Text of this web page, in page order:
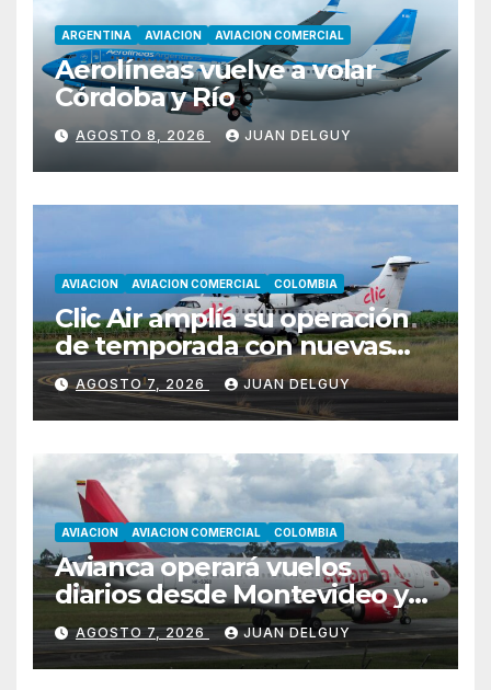
ARGENTINA AVIACION AVIACION COMERCIAL
Aerolíneas vuelve a volar
Córdoba y Río
AGOSTO 8, 2026 JUAN DELGUY
AVIACION AVIACION COMERCIAL COLOMBIA
Clic Air amplía su operación
de temporada con nuevas
rutas hacia Cartagena y Tolú
AGOSTO 7, 2026 JUAN DELGUY
AVIACION AVIACION COMERCIAL COLOMBIA
Avianca operará vuelos
diarios desde Montevideo y
Asunción hacia Bogotá
AGOSTO 7, 2026 JUAN DELGUY